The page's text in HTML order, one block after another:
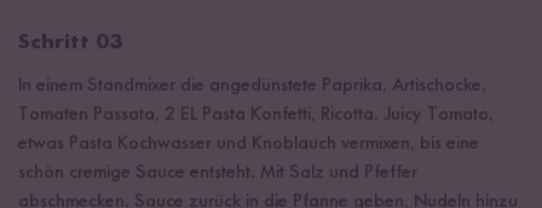
Schritt 03
In einem Standmixer die angedünstete Paprika, Artischocke,
Tomaten Passata, 2 EL Pasta Konfetti, Ricotta, Juicy Tomato,
etwas Pasta Kochwasser und Knoblauch vermixen, bis eine
schön cremige Sauce entsteht. Mit Salz und Pfeffer
abschmecken. Sauce zurück in die Pfanne geben, Nudeln hinzu